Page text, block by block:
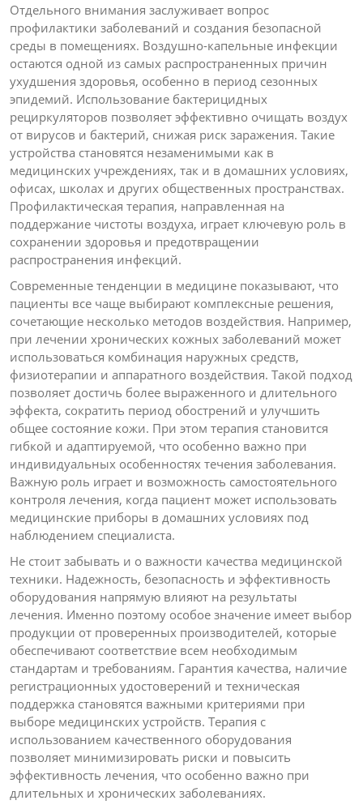
Отдельного внимания заслуживает вопрос
профилактики заболеваний и создания безопасной
среды в помещениях. Воздушно-капельные инфекции
остаются одной из самых распространенных причин
ухудшения здоровья, особенно в период сезонных
эпидемий. Использование бактерицидных
рециркуляторов позволяет эффективно очищать воздух
от вирусов и бактерий, снижая риск заражения. Такие
устройства становятся незаменимыми как в
медицинских учреждениях, так и в домашних условиях,
офисах, школах и других общественных пространствах.
Профилактическая терапия, направленная на
поддержание чистоты воздуха, играет ключевую роль в
сохранении здоровья и предотвращении
распространения инфекций.
Современные тенденции в медицине показывают, что
пациенты все чаще выбирают комплексные решения,
сочетающие несколько методов воздействия. Например,
при лечении хронических кожных заболеваний может
использоваться комбинация наружных средств,
физиотерапии и аппаратного воздействия. Такой подход
позволяет достичь более выраженного и длительного
эффекта, сократить период обострений и улучшить
общее состояние кожи. При этом терапия становится
гибкой и адаптируемой, что особенно важно при
индивидуальных особенностях течения заболевания.
Важную роль играет и возможность самостоятельного
контроля лечения, когда пациент может использовать
медицинские приборы в домашних условиях под
наблюдением специалиста.
Не стоит забывать и о важности качества медицинской
техники. Надежность, безопасность и эффективность
оборудования напрямую влияют на результаты
лечения. Именно поэтому особое значение имеет выбор
продукции от проверенных производителей, которые
обеспечивают соответствие всем необходимым
стандартам и требованиям. Гарантия качества, наличие
регистрационных удостоверений и техническая
поддержка становятся важными критериями при
выборе медицинских устройств. Терапия с
использованием качественного оборудования
позволяет минимизировать риски и повысить
эффективность лечения, что особенно важно при
длительных и хронических заболеваниях.